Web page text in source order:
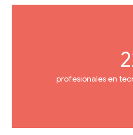
profesionales en